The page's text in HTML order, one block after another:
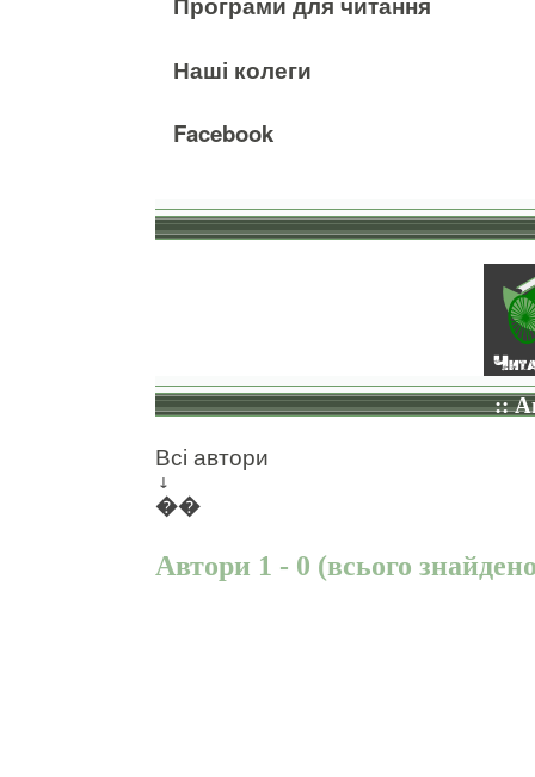
Наші колеги
Facebook
::
Всі автори
↓
��
Автори 1 - 0 (всього